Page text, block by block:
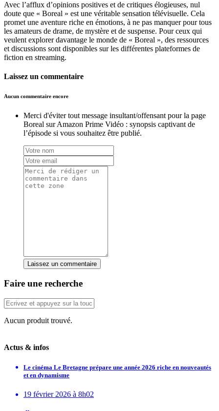
Avec l’afflux d’opinions positives et de critiques élogieuses, nul
doute que « Boreal » est une véritable sensation télévisuelle. Cela
promet une aventure riche en émotions, à ne pas manquer pour tous
les amateurs de drame, de mystère et de suspense. Pour ceux qui
veulent explorer davantage le monde de « Boreal », des ressources
et discussions sont disponibles sur les différentes plateformes de
fiction en streaming.
Laissez un commentaire
Aucun commentaire encore
Merci d'éviter tout message insultant/offensant pour la page
Boreal sur Amazon Prime Vidéo : synopsis captivant de
l’épisode si vous souhaitez être publié.
Laissez un commentaire
Faire une recherche
Aucun produit trouvé.
Actus & infos
Le cinéma Le Bretagne prépare une année 2026 riche en nouveautés
et en dynamisme
19 février 2026 à 8h02